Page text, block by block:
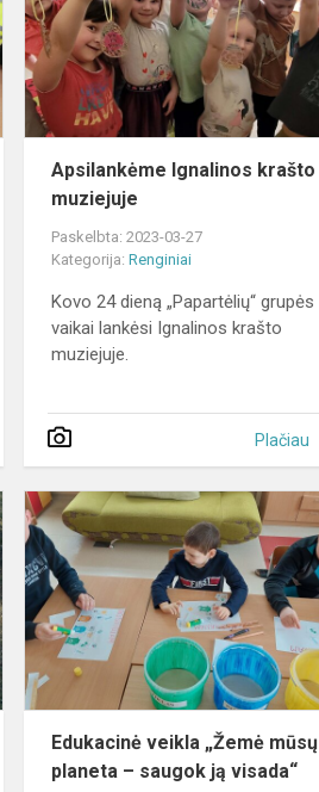
Apsilankėme Ignalinos krašto
muziejuje
Paskelbta: 2023-03-27
Kategorija:Renginiai
Kovo 24 dieną „Papartėlių“ grupės
vaikai lankėsi Ignalinos krašto
muziejuje.
Plačiau
Vabaliukų
namelis
Edukacinė veikla „Žemė mūsų
planeta – saugok ją visada“